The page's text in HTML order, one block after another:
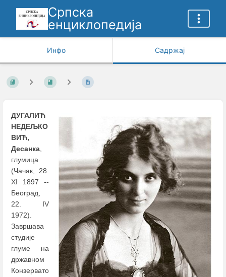
Српска
енциклопедија
Инфо Садржај
ДУГАЛИЋ
НЕДЕЉКО
ВИЋ,
Десанка,
глумица
(Чачак, 28.
XI 1897 --
Београд,
22. IV
1972).
Завршава
студије
глуме на
државном
Конзервато